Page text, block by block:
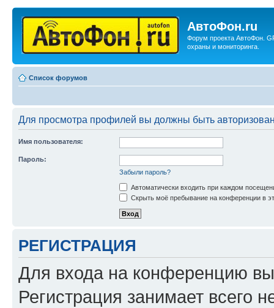
АвтоФон.ru
Форум проекта АвтоФон.
охраны и мониторинга.
Список форумов
Для просмотра профилей вы должны быть
Имя пользователя:
Пароль:
Забыли пароль?
Автоматически входить при каждом
Скрыть моё пребывание на конференции в
РЕГИСТРАЦИЯ
Для входа на конференцию
Регистрация занимает всего